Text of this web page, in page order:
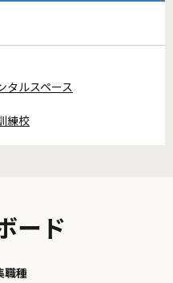
タルスペース
練校
ード
職種